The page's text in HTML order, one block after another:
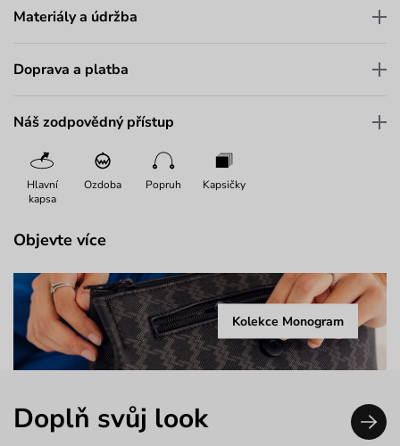
Materiály a údržba
Doprava a platba
Náš zodpovědný přístup
Hlavní
kapsa
Ozdoba Popruh Kapsičky
Objevte více
Kolekce Monogram
Doplň svůj look